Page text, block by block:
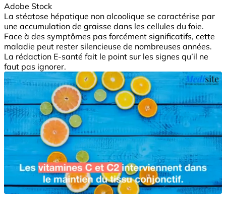
Adobe Stock
La stéatose hépatique non alcoolique se caractérise par
une accumulation de graisse dans les cellules du foie.
Face à des symptômes pas forcément significatifs, cette
maladie peut rester silencieuse de nombreuses années.
La rédaction E-santé fait le point sur les signes qu’il ne
faut pas ignorer.